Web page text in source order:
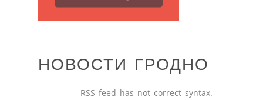
НОВОСТИ ГРОДНО
RSS feed has not correct syntax.